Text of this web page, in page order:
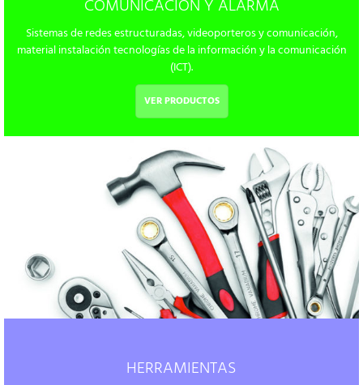
COMUNICACIÓN Y ALARMA
Sistemas de redes estructuradas, videoporteros y comunicación,
material instalación tecnologías de la información y la comunicación
(ICT).
VER PRODUCTOS
HERRAMIENTAS